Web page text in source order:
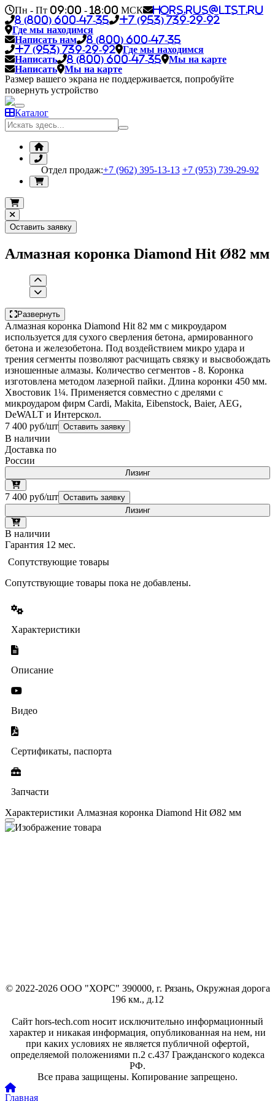
Пн - Пт 09:00 - 18:00 МСК
hors.rus@list.ru
8 (800) 600-47-35
+7 (953) 739-29-92
Где мы находимся
Написать нам
8 (800) 600-47-35
+7 (953) 739-29-92
Где мы находимся
Написать
8 (800) 600-47-35
Мы на карте
Написать
Мы на карте
Размер вашего экрана не поддерживается, попробуйте
повернуть устройство
Каталог
Отдел продаж:+7 (962) 395-13-13 +7 (953) 739-29-92
Оставить заявку
Алмазная коронка Diamond Hit Ø82 мм
Развернуть
Алмазная коронка Diamond Hit 82 мм с микроударом
используется для сухого сверления бетона, армированного
бетона и железобетона. Под воздействием микро удара и
трения сегменты позволяют расчищать связку и высвобождать
изношенные алмазы. Количество сегментов - 8. Коронка
изготовлена методом лазерной пайки. Длина коронки 450 мм.
Хвостовик 1¼. Применяется совместно с дрелями с
микроударом фирм Cardi, Makita, Eibenstock, Baier, AEG,
DeWALT и Интерскол.
7 400 руб/шт Оставить заявку
В наличии
Доставка по
России
Лизинг
7 400 руб/шт Оставить заявку
Лизинг
В наличии
Гарантия 12 мес.
Сопутствующие товары
Сопутствующие товары пока не добавлены.
Характеристики
Описание
Видео
Сертификаты, паспорта
Запчасти
Характеристики Алмазная коронка Diamond Hit Ø82 мм
© 2022-2026 ООО "ХОРС" 390000, г. Рязань, Окружная дорога
196 км., д.12
Сайт hors-tech.com носит исключительно информационный
характер и никакая информация, опубликованная на нем, ни
при каких условиях не является публичной офертой,
определяемой положениями п.2 с.437 Гражданского кодекса
РФ.
Все права защищены. Копирование запрещено.
Главная